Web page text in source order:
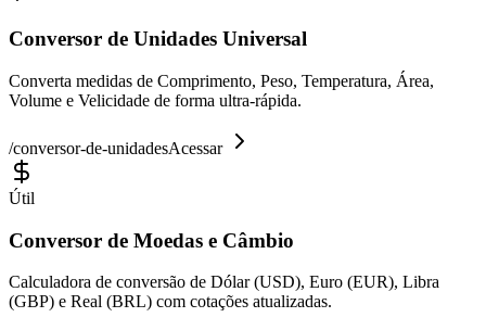
Conversor de Unidades Universal
Converta medidas de Comprimento, Peso, Temperatura, Área,
Volume e Velicidade de forma ultra-rápida.
/conversor-de-unidadesAcessar
Útil
Conversor de Moedas e Câmbio
Calculadora de conversão de Dólar (USD), Euro (EUR), Libra
(GBP) e Real (BRL) com cotações atualizadas.